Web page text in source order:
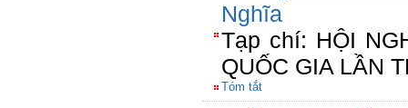
Nghĩa
Tạp chí: HỘI
QUỐC GIA LẦN
Tóm tắt